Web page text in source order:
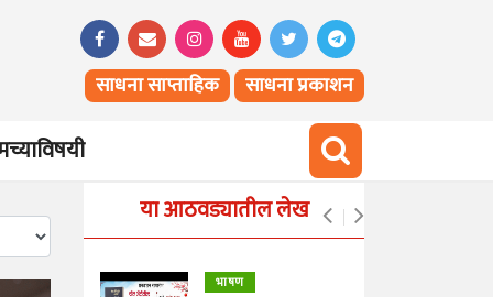
साधना साप्ताहिक साधना प्रकाशन
या आठवड्यातील लेख
भाषण